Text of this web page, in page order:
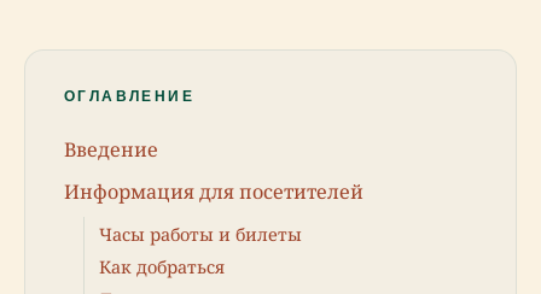
ОГЛАВЛЕНИЕ
Введение
Информация для посетителей
Часы работы и билеты
Как добраться